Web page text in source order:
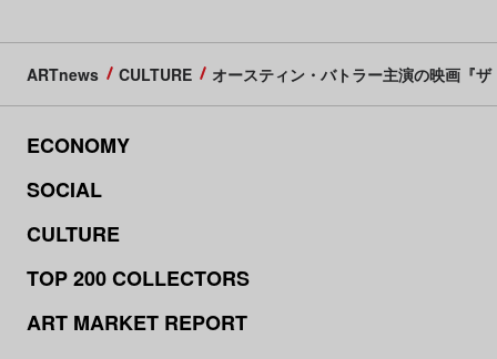
ARTnews CULTURE オースティン・バトラー主演の映画『
ECONOMY
SOCIAL
CULTURE
TOP 200 COLLECTORS
ART MARKET REPORT